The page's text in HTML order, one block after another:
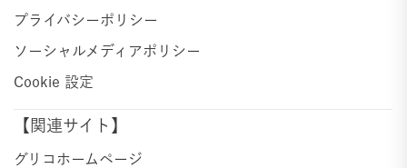
プライバシーポリシー
ソーシャルメディアポリシー
Cookie 設定
【関連サイト】
グリコホームページ